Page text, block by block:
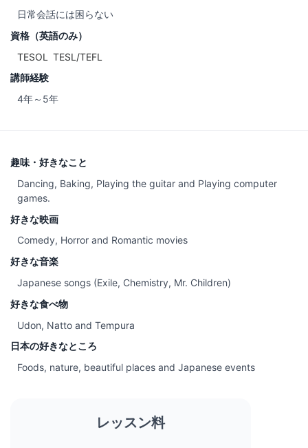
日常会話には困らない
資格（英語のみ）
TESOL
TESL/TEFL
講師経験
4年～5年
趣味・好きなこと
Dancing, Baking, Playing the guitar and Playing computer
games.
好きな映画
Comedy, Horror and Romantic movies
好きな音楽
Japanese songs (Exile, Chemistry, Mr. Children)
好きな食べ物
Udon, Natto and Tempura
日本の好きなところ
Foods, nature, beautiful places and Japanese events
レッスン料